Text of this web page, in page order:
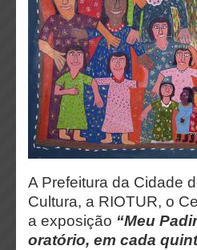
A Prefeitura da Cidade
Cultura, a RIOTUR, o
a exposição “Meu
oratório, em cada